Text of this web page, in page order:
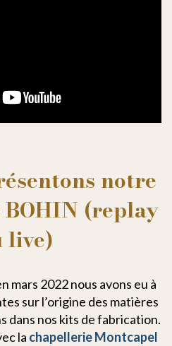
notre
(replay
live)
mars 2022 nous avons eu à
sur l’origine des matières
dans nos kits de fabrication.
la chapellerie Montcapel